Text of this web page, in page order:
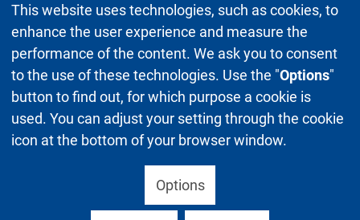
This website uses technologies, such as cookies, to
enhance the user experience and measure the
performance of the content. We ask you to consent
to the use of these technologies. Use the "Options"
button to find out, for which purpose a cookie is
used. You can adjust your setting through the cookie
icon at the bottom of your browser window.
Options